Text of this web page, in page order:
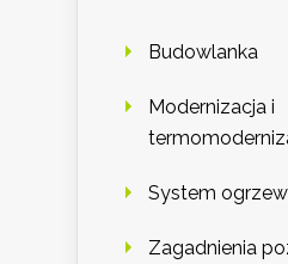
Budowlanka
Modernizacja i
System
Zagadnienia